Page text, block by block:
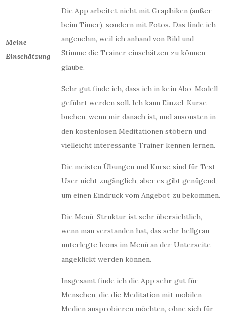
Meine
Einschätzung
Die App arbeitet nicht mit Graphiken (außer
beim Timer), sondern mit Fotos. Das finde ich
angenehm, weil ich anhand von Bild und
Stimme die Trainer einschätzen zu können
glaube.
Sehr gut finde ich, dass ich in kein Abo-Modell
geführt werden soll. Ich kann Einzel-Kurse
buchen, wenn mir danach ist, und ansonsten in
den kostenlosen Meditationen stöbern und
vielleicht interessante Trainer kennen lernen.
Die meisten Übungen und Kurse sind für Test-
User nicht zugänglich, aber es gibt genügend,
um einen Eindruck vom Angebot zu bekommen.
Die Menü-Struktur ist sehr übersichtlich,
wenn man verstanden hat, das sehr hellgrau
unterlegte Icons im Menü an der Unterseite
angeklickt werden können.
Insgesamt finde ich die App sehr gut für
Menschen, die die Meditation mit mobilen
Medien ausprobieren möchten, ohne sich für